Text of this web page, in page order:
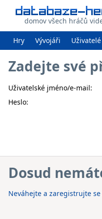
domov všech hráčů
Hry Vývojáři Uživatelé
Zadejte své
Uživatelské jméno/e-mail:
Heslo:
Dosud
Neváhejte a zaregistrujte se